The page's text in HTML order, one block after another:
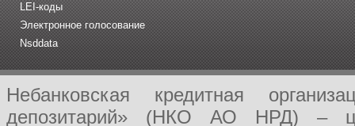
LEI-коды
Электронное голосование
Nsddata
Небанковская кредитная
депозитарий» (НКО АО НРД) –